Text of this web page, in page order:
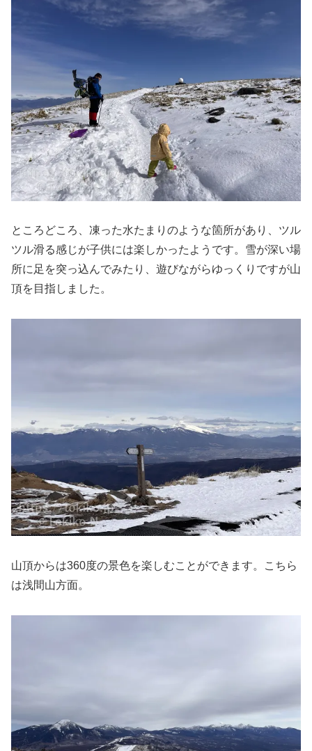
ところどころ、凍った水たまりのような箇所があり、ツル
ツル滑る感じが子供には楽しかったようです。雪が深い場
所に足を突っ込んでみたり、遊びながらゆっくりですが山
頂を目指しました。
山頂からは360度の景色を楽しむことができます。こちら
は浅間山方面。